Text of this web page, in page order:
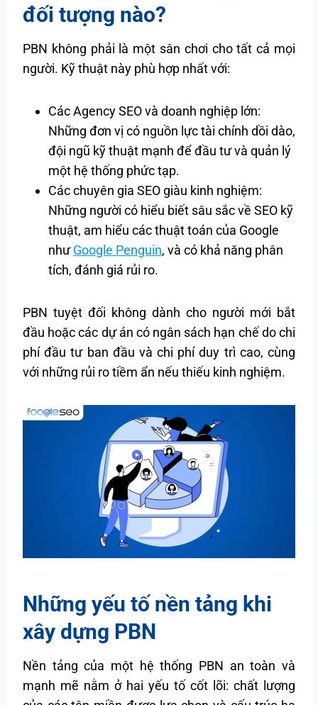
đối tượng nào?
PBN không phải là một sân chơi cho tất cả mọi
người. Kỹ thuật này phù hợp nhất với:
Các Agency SEO và doanh nghiệp lớn:
Những đơn vị có nguồn lực tài chính dồi dào,
đội ngũ kỹ thuật mạnh để đầu tư và quản lý
một hệ thống phức tạp.
Các chuyên gia SEO giàu kinh nghiệm:
Những người có hiểu biết sâu sắc về SEO kỹ
thuật, am hiểu các thuật toán của Google
nhưGoogle Penguin, và có khả năng phân
tích, đánh giá rủi ro.
PBN tuyệt đối không dành cho người mới bắt
đầu hoặc các dự án có ngân sách hạn chế do chi
phí đầu tư ban đầu và chi phí duy trì cao, cùng
với những rủi ro tiềm ẩn nếu thiếu kinh nghiệm.
Những yếu tố nền tảng khi
xây dựng PBN
Nền tảng của một hệ thống PBN an toàn và
mạnh mẽ nằm ở hai yếu tố cốt lõi: chất lượng